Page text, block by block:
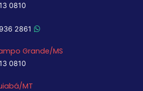
0810
2861
Grande/MS
0810
MT